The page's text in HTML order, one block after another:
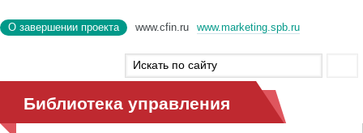
О завершении проекта www.cfin.ru www.marketing.spb.ru
Библиотека управления